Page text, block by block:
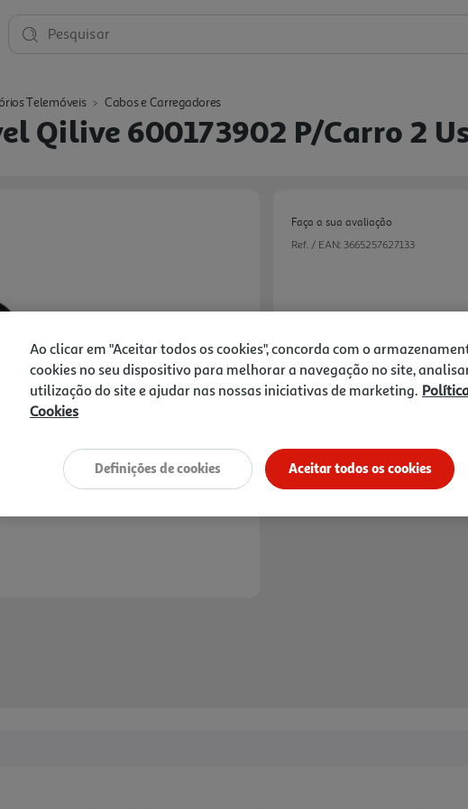
Pesquisar
Telemóveis Cabos e Carregadores
Qilive 600173902 P/carro 2
Faça a sua avaliação
Ref. / EAN: 3665257627133
Entrega estimada entre
Ao clicar em "Aceitar todos os cookies", concorda com o
cookies no seu dispositivo para melhorar a navegação no site,
utilização do site e ajudar nas nossas iniciativas de marketing.
Cookies
Aceitar todos os cookies
Definições de cookies